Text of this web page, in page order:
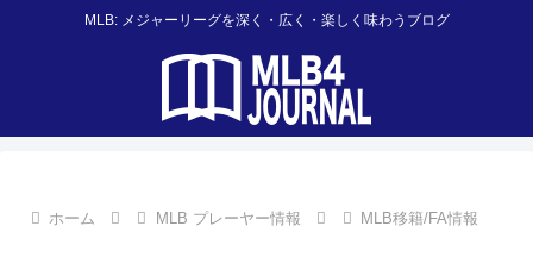
MLB: メジャーリーグを深く・広く・楽しく味わうブログ
ホーム MLB プレーヤー情報 MLB移籍/FA情報